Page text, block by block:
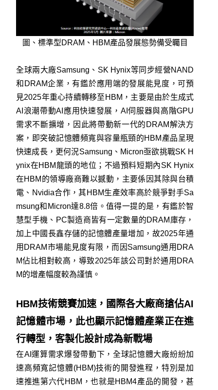
圖、標準型DRAM、HBM產品發展態勢備受矚目
全球兩大廠Samsung、SK Hynix等同步經營NAND
和DRAM企業，有鑑於應用端的發展能見度，可預
見2025年重心持續轉移至HBM，主要是由於生成式
AI浪潮帶動AI應用快速發展，AI伺服器與高階GPU
需求不斷擴增，因此將帶動新一代的DRAM解決方
案，即突破記憶體頻寬與容量瓶頸的HBM產品呈現
快速成長，更何況Samsung、Micron亟欲挑戰SK H
ynix在HBM龍頭的地位；不過預料短期內SK Hynix
在HBM的領導廠商難以撼動，主要係因其除與台積
電、Nvidia合作，其HBM生產效率高於競爭對手Sa
msung和Micron達8.8倍。值得一提的是，有鑑於智
慧型手機、PC製造商皆有一定數量的DRAM庫存，
加上中國長鑫存儲的記憶體產量增加，故2025年通
用DRAM市場能見度有限，而因Samsung通用DRA
M佔比相對較高，導致2025年該公司對於通用DRA
M的增產幅度較為謹慎。
HBM技術競賽加速，國際各大廠商搶佔AI
記憶體市場，此也顯示記憶體產業正在進
行轉型，客製化設計成為新戰場
在AI運算需求爆發帶動下，全球記憶體大廠紛紛加
速高頻寬記憶體(HBM)技術的開發進程，特別是加
速推進第六代HBM，也就是HBM4產品的開發，甚